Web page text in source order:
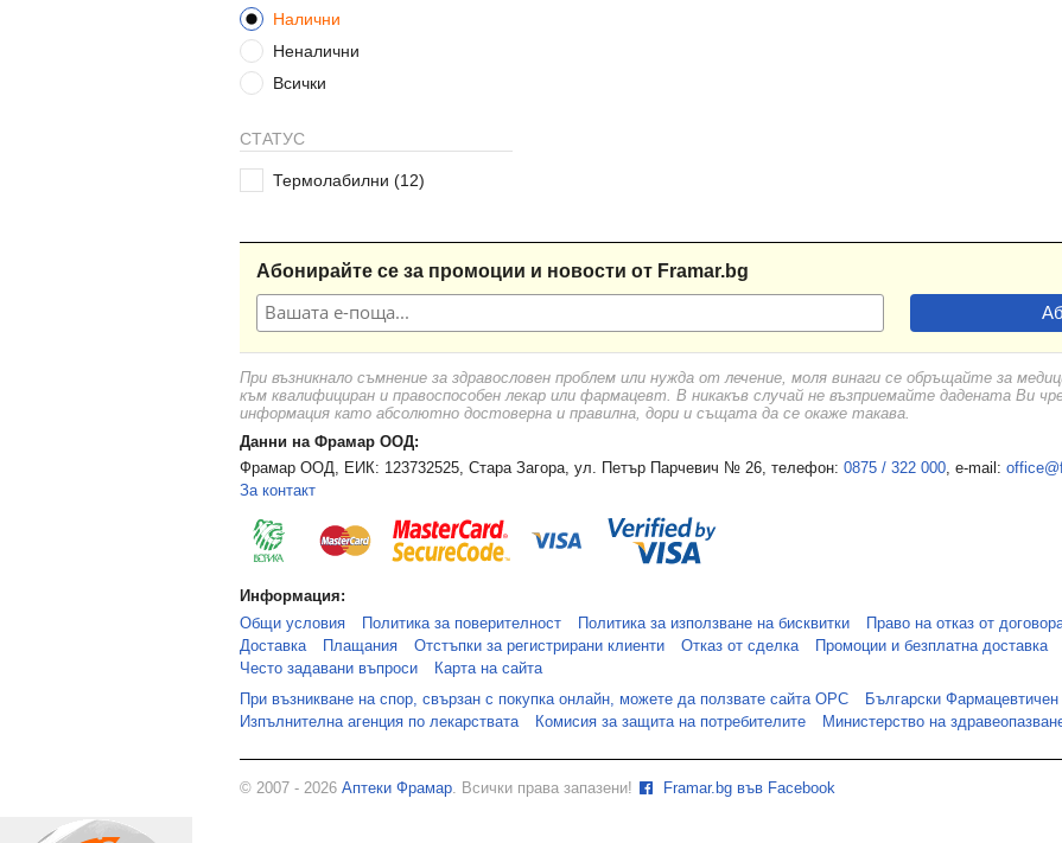
MEDOCHEMIE LTD
MERCK AG
MERCK SHARP & DOHME
MUNDIPHARMA (1)
MYLAN (2)
NOBEL (3)
NOVARTIS PHARMA SERV (3)
NOVO NORDISK
POLPHARMA
(3)
SANDOZ (3)
SANOFI (6)
SERVIER (1)
STADA
TCHAIKAPHARMA (8)
TEVA Pharmaceutical (11)
WORLD MEDICINE
WORWAG PHARMA (10)
Налични
Неналични
Всички
СТАТУС
Термолабилни (12)
Абонирайте се за промоции и новости от Framar.bg
При възникнало съмнение за здравословен проблем или нужда от лечение, моля винаги се обръщайте за
към квалифициран и правоспособен лекар или фармацевт. В никакъв случай не възприемайте дадената Ви
информация като абсолютно достоверна и правилна, дори и същата да се окаже такава.
Данни на Фрамар ООД:
Фрамар ООД, ЕИК: 123732525, Стара Загора, ул. Петър Парчевич № 26, телефон: 0875 / 322 000, e-mail:
За контакт
Информация:
Общи условия
Политика за поверителност Политика за използване на бисквитки Право на отказ от
Доставка
Плащания Отстъпки за регистрирани клиенти Отказ от сделка
Промоции и безплатна доставка
Често задавани въпроси
Карта на сайта
При възникване на спор, свързан с покупка онлайн, можете да ползвате сайта ОРС
Български
Изпълнителна агенция по лекарствата
Комисия за защита на потребителите Министерство на
© 2007 - 2026 Аптеки Фрамар . Всички права запазени! Framar.bg във Facebook